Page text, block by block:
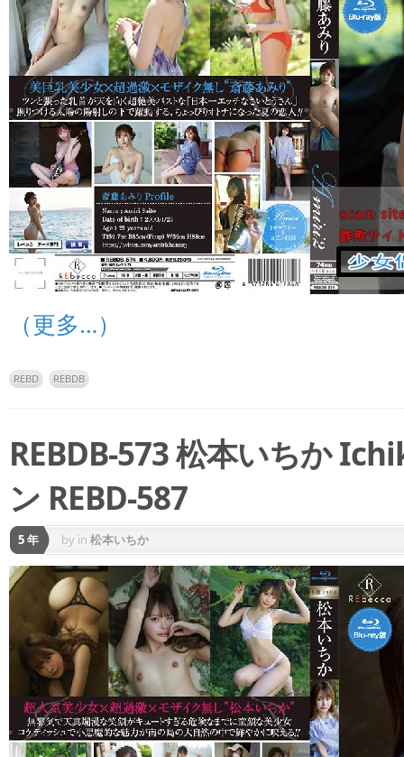
（更多…）
REBD REBDB
REBDB-573 松本いちか
ン REBD-587
5 年 by in 松本いちか